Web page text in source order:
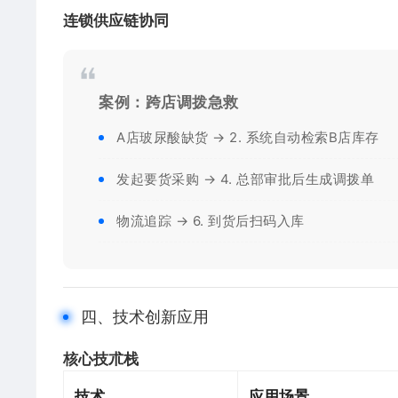
​连锁供应链协同​
​案例：跨店调拨急救​
A店玻尿酸缺货 → 2. 系统自动检索B店库存
发起要货采购 → 4. 总部审批后生成调拨单
物流追踪 → 6. 到货后扫码入库
四、技术创新应用
​核心技朮栈​